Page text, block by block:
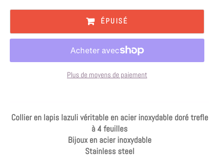
ÉPUISÉ
Plus de moyens de paiement
Collier en lapis lazuli véritable en acier inoxydable doré trefle
à 4 feuilles
Bijoux en acier inoxydable
Stainless steel